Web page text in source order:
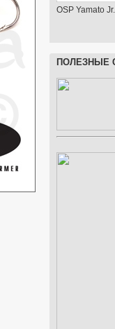
OSP Yamato Jr.
ПОЛЕЗНЫЕ